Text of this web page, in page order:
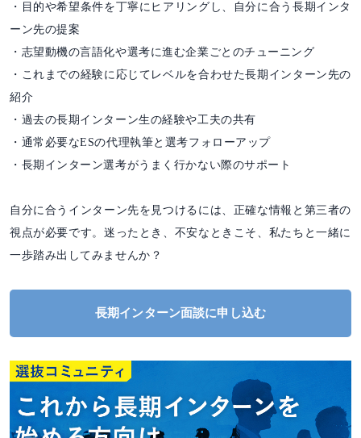
・目的や希望条件を丁寧にヒアリングし、自分に合う長期インタ
ーン先の提案
・志望動機の言語化や選考に進む企業ごとのチューニング
・これまでの経験に応じてレベルを合わせた長期インターン先の
紹介
・過去の長期インターン生の経験や工夫の共有
・通常必要なESの代理執筆と選考フォローアップ
・長期インターン選考がうまく行かない際のサポート
自分に合うインターン先を見つけるには、正確な情報と第三者の
視点が必要です。迷ったとき、不安なときこそ、私たちと一緒に
一歩踏み出してみませんか？
長期インターン面談に申し込む